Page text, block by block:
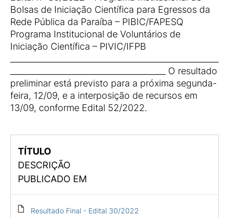
Bolsas de Iniciação Científica para Egressos da
Rede Pública da Paraíba – PIBIC/FAPESQ
Programa Institucional de Voluntários de
Iniciação Científica – PIVIC/IFPB
______________________________________ O resultado
preliminar está previsto para a próxima segunda-
feira, 12/09, e a interposição de recursos em
13/09, conforme Edital 52/2022.
TÍTULO
DESCRIÇÃO
PUBLICADO EM
Resultado Final - Edital 30/2022